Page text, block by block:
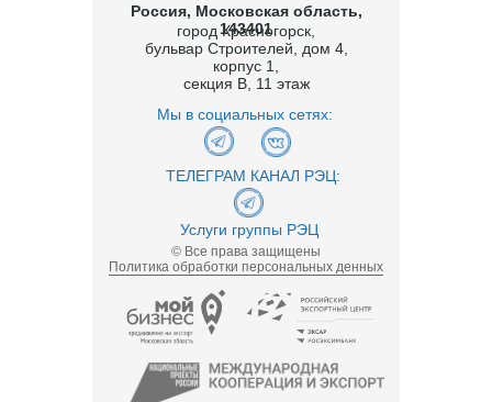
Россия, Московская область,
143401
город Красногорск,
бульвар Строителей, дом 4,
корпус 1,
секция В, 11 этаж
Мы в социальных сетях:
© Все права защищены
Политика обработки персональных денных
ТЕЛЕГРАМ КАНАЛ РЭЦ:
Услуги группы РЭЦ